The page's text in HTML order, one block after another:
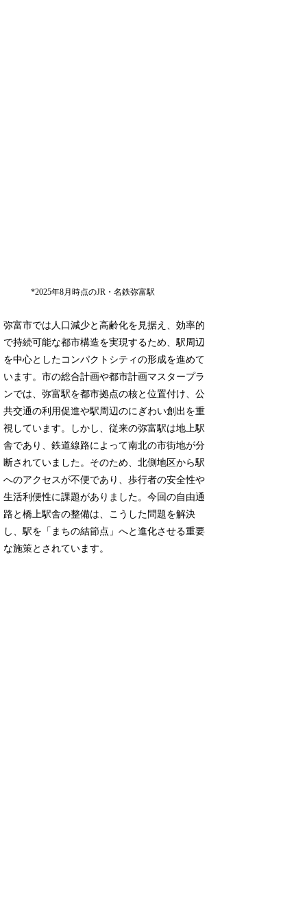
*2025年8月時点のJR・名鉄弥富駅
弥富市では人口減少と高齢化を見据え、効率的
で持続可能な都市構造を実現するため、駅周辺
を中心としたコンパクトシティの形成を進めて
います。市の総合計画や都市計画マスタープラ
ンでは、弥富駅を都市拠点の核と位置付け、公
共交通の利用促進や駅周辺のにぎわい創出を重
視しています。しかし、従来の弥富駅は地上駅
舎であり、鉄道線路によって南北の市街地が分
断されていました。そのため、北側地区から駅
へのアクセスが不便であり、歩行者の安全性や
生活利便性に課題がありました。今回の自由通
路と橋上駅舎の整備は、こうした問題を解決
し、駅を「まちの結節点」へと進化させる重要
な施策とされています。